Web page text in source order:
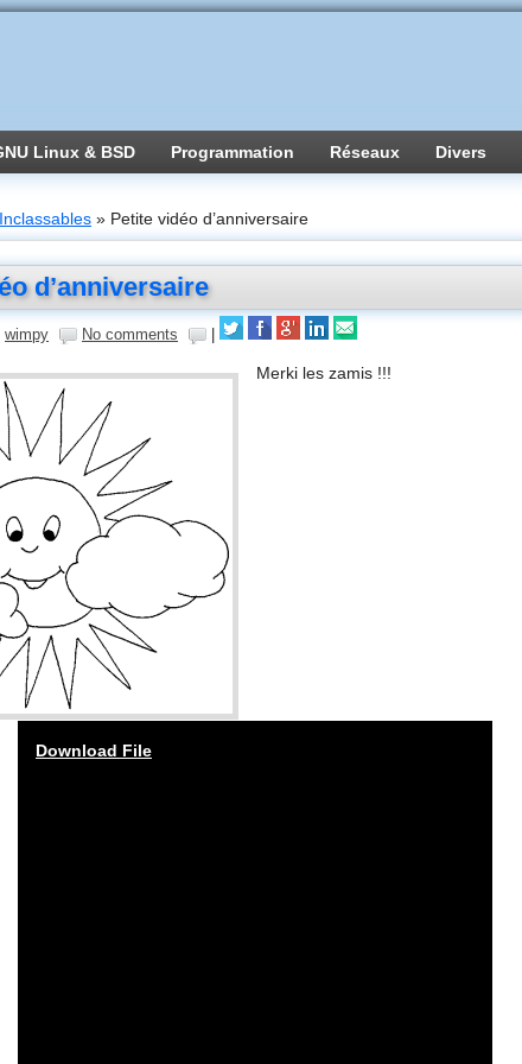
Linux & BSD Programmation Réseaux Divers
» Petite vidéo d’anniversaire
d’anniversaire
wimpy No comments
Merki les zamis !!!
Download File